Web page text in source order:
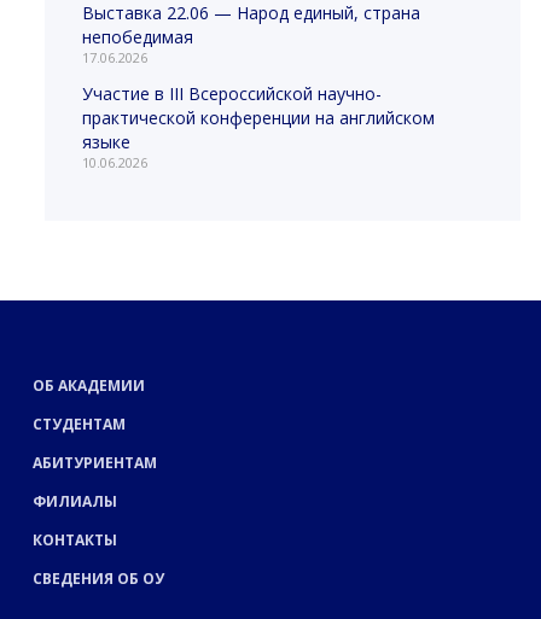
Выставка 22.06 — Народ единый, страна
непобедимая
17.06.2026
Участие в III Всероссийской научно-
практической конференции на английском
языке
10.06.2026
ОБ АКАДЕМИИ
СТУДЕНТАМ
АБИТУРИЕНТАМ
ФИЛИАЛЫ
КОНТАКТЫ
СВЕДЕНИЯ ОБ ОУ